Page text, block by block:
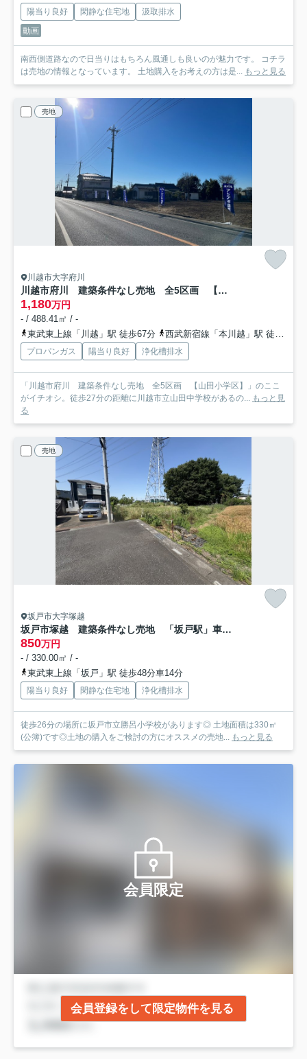
陽当り良好 閑静な住宅地
汲取排水
動画
南西側道路なので日当りはもちろん風通しも良いのが魅力です。 コチラ
は売地の情報となっています。 土地購入をお考えの方は是... もっと見る
売地
川越市大字府川
川越市府川 建築条件なし売地 全5区画 【山田小学区】
1,180万円
- / 488.41㎡ / -
東武東上線「川越」駅 徒歩67分
西武新宿線「本川越」駅 徒歩57分
プロパンガス 陽当り良好 浄化槽排水
「川越市府川 建築条件なし売地 全5区画 【山田小学区】」のここ
がイチオシ。徒歩27分の距離に川越市立山田中学校があるの... もっと見
る
売地
坂戸市大字塚越
坂戸市塚越 建築条件なし売地 「坂戸駅」車14分 敷地99坪 【勝呂小学区】
850万円
- / 330.00㎡ / -
東武東上線「坂戸」駅 徒歩48分車14分
陽当り良好 閑静な住宅地 浄化槽排水
徒歩26分の場所に坂戸市立勝呂小学校があります◎ 土地面積は330㎡
(公簿)です◎土地の購入をご検討の方にオススメの売地... もっと見る
会員限定
会員登録をして限定物件を見る